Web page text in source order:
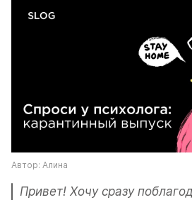
Автор: Алина
Привет! Хочу сразу